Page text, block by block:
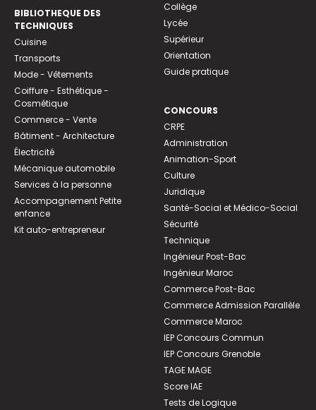
BIBLIOTHEQUE DES
TECHNIQUES
Cuisine
Transports
Mode - Vêtements
Coiffure - Esthétique -
Cosmétique
Commerce - Vente
Bâtiment - Architecture
Électricité
Mécanique automobile
Services à la personne
Accompagnement Petite
enfance
Kit auto-entrepreneur
Collège
Lycée
Supérieur
Orientation
Guide pratique
CONCOURS
CRPE
Administration
Animation-Sport
Culture
Juridique
Santé-Social et Médico-Social
Sécurité
Technique
Ingénieur Post-Bac
Ingénieur Maroc
Commerce Post-Bac
Commerce Admission Parallèle
Commerce Maroc
IEP Concours Commun
IEP Concours Grenoble
TAGE MAGE
Score IAE
Tests de Logique